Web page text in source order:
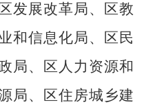
区发展改革局、
区教
和信息化局、
区民
局、
区人力资源和
局、
区住房城乡建